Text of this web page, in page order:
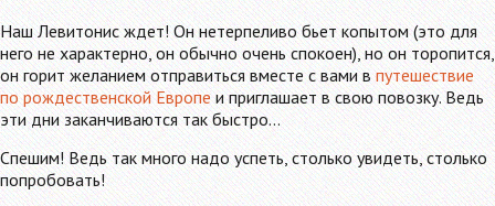
Наш Левитонис ждет! Он нетерпеливо бьет копытом (это для
него не характерно, он обычно очень спокоен), но он торопится,
он горит желанием отправиться вместе с вами впутешествие
по рождественской Европеи приглашает в свою повозку. Ведь
эти дни заканчиваются так быстро…
Спешим! Ведь так много надо успеть, столько увидеть, столько
попробовать!